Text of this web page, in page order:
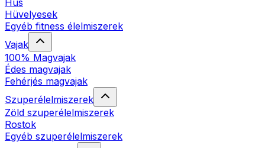
Hús
Hüvelyesek
Egyéb fitness élelmiszerek
Vajak
100% Magvajak
Édes magvajak
Fehérjés magvajak
Szuperélelmiszerek
Zöld szuperélelmiszerek
Rostok
Egyéb szuperélelmiszerek